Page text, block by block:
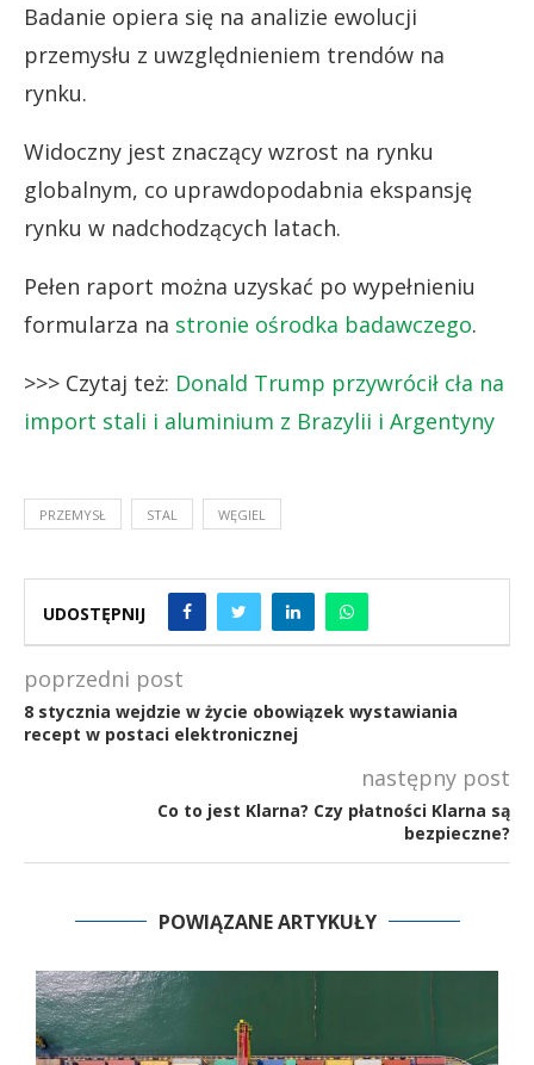
Badanie opiera się na analizie ewolucji
przemysłu z uwzględnieniem trendów na
rynku.
Widoczny jest znaczący wzrost na rynku
globalnym, co uprawdopodabnia ekspansję
rynku w nadchodzących latach.
Pełen raport można uzyskać po wypełnieniu
formularza na stronie ośrodka badawczego.
>>> Czytaj też: Donald Trump przywrócił cła na
import stali i aluminium z Brazylii i Argentyny
PRZEMYSŁ STAL WĘGIEL
UDOSTĘPNIJ
poprzedni post
8 stycznia wejdzie w życie obowiązek wystawiania
recept w postaci elektronicznej
następny post
Co to jest Klarna? Czy płatności Klarna są
bezpieczne?
POWIĄZANE ARTYKUŁY